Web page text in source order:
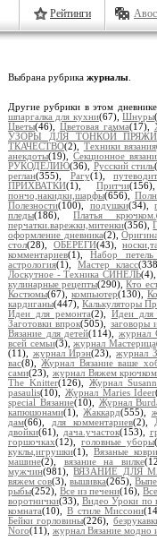
Рейтинги
Выбрана рубрика журналы
Другие рубрики в этом
шпаргалка для кухни(67),Шнуры
Цветы(46), Цветовая гамма(17),
УЗОРЫ ДЛЯ ТОНКОЙ
ТКАЧЕСТВО(2), Техники вязания
анекдоты(19),Секционное
РУКОДЕЛИЮ(36), Русский стиль
реглан(355), Рагу(1),
ПРИХВАТКИ(1), Притчи
пончо,накидки,шарфы(656),
Полезности(100), подушки(34),
пледы(186),Платья крючком.
перчатки.варежки,митенки(356),
оформление дневника(2),
стол(28), ОБЕРЕГИ(43),
комментариев(1),Набор
астрология(1),Мастер класс
Лоскутное - Техника СИНЕЛЬ
кулинарные рецепты(290),Кто
Костюмы(67),компьютер(130),
кардиганы(447),Калькуляторы
Идеи для ремонта(2), Идеи для
Заготовки впрок(505), заговоры
Вязание для детей(114), журнал
всей семьи(3),журнал Мастерица
(11), журнал Ирэн(23),журнал
вас(8),Журнал Вязание ваше
сами(23), журнал Вяжем крючком
The Knitter(126), Журнал
pasaulis(10), Журнал Maries Ideer
special Вязание(10), Журнал
капюшонами(1),Жаккард(555),
дам(66), для комментариев(2),
двойки(61), дача.участок(153),
горшочках(12), головные уборы
куклы,игрушки(1), Вязаные
машине(2), вязание на вилке
мужчин(981),ВЯЗАНИЕ ДЛЯ
вяжем сов(3),вышивка(265),
рыбы(252),Все из печени(16),
воротнички(33),Видео Уроки по
комната(10), В стиле Миссони
Бейки горловины(226),
Noro(11), журнал Вязание модно